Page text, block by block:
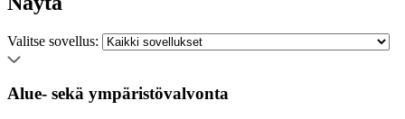
Valitse sovellus:
Alue- sekä ympäristövalvonta